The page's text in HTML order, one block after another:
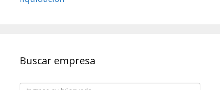
Buscar empresa